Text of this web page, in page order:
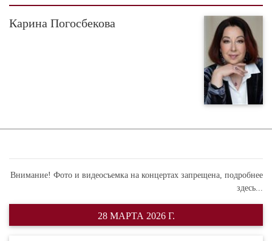
Карина Погосбекова
Внимание! Фото и видеосъемка на концертах запрещена, подробнее
здесь...
28 МАРТА 2026 Г.